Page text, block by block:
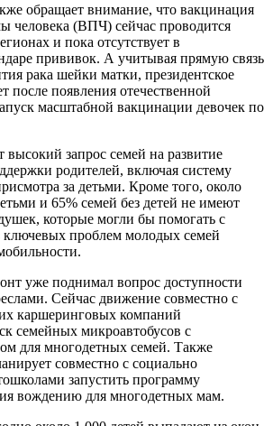
обращает внимание, что вакцинация
человека (ВПЧ) сейчас проводится
и пока отсутствует в
прививок. А учитывая прямую связь
рака шейки матки, президентское
после появления отечественной
масштабной вакцинации девочек по
запрос семей на развитие
родителей, включая систему
за детьми. Кроме того, около
и 65% семей без детей не имеют
которые могли бы помогать с
проблем молодых семей
уже поднимал вопрос доступности
Сейчас движение совместно с
каршеринговых компаний
семейных микроавтобусов с
для многодетных семей. Также
совместно с социально
запустить программу
вождению для многодетных мам.